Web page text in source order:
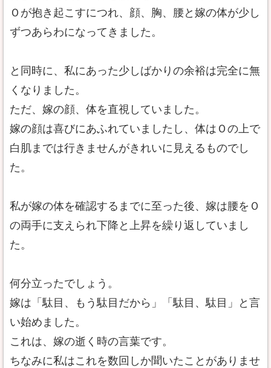
Ｏが抱き起こすにつれ、顔、胸、腰と嫁の体が少し
ずつあらわになってきました。
と同時に、私にあった少しばかりの余裕は完全に無
くなりました。
ただ、嫁の顔、体を直視していました。
嫁の顔は喜びにあふれていましたし、体はＯの上で
白肌までは行きませんがきれいに見えるものでし
た。
私が嫁の体を確認するまでに至った後、嫁は腰をＯ
の両手に支えられ下降と上昇を繰り返していまし
た。
何分立ったでしょう。
嫁は「駄目、もう駄目だから」「駄目、駄目」と言
い始めました。
これは、嫁の逝く時の言葉です。
ちなみに私はこれを数回しか聞いたことがありませ